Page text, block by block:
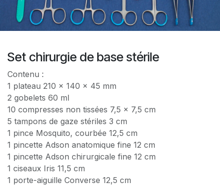
Set chirurgie de base stérile
Contenu :
1 plateau 210 × 140 × 45 mm
2 gobelets 60 ml
10 compresses non tissées 7,5 × 7,5 cm
5 tampons de gaze stériles 3 cm
1 pince Mosquito, courbée 12,5 cm
1 pincette Adson anatomique fine 12 cm
1 pincette Adson chirurgicale fine 12 cm
1 ciseaux Iris 11,5 cm
1 porte-aiguille Converse 12,5 cm